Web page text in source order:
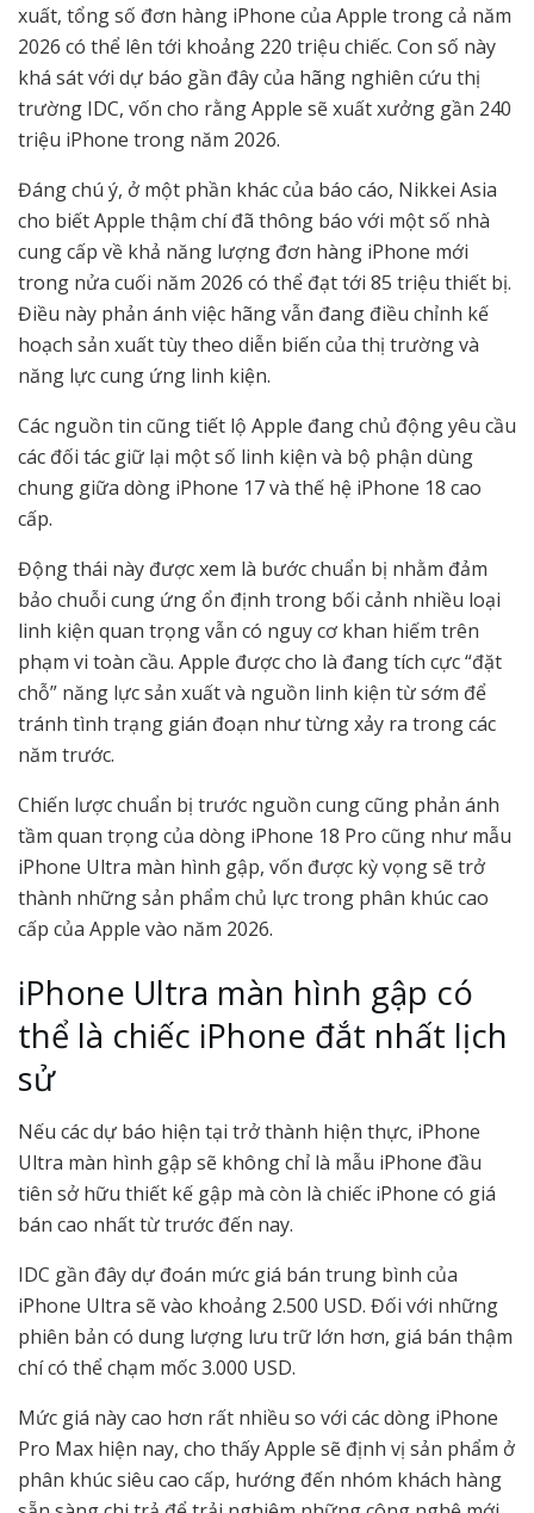
xuất, tổng số đơn hàng iPhone của Apple trong cả năm
2026 có thể lên tới khoảng 220 triệu chiếc. Con số này
khá sát với dự báo gần đây của hãng nghiên cứu thị
trường IDC, vốn cho rằng Apple sẽ xuất xưởng gần 240
triệu iPhone trong năm 2026.
Đáng chú ý, ở một phần khác của báo cáo, Nikkei Asia
cho biết Apple thậm chí đã thông báo với một số nhà
cung cấp về khả năng lượng đơn hàng iPhone mới
trong nửa cuối năm 2026 có thể đạt tới 85 triệu thiết bị.
Điều này phản ánh việc hãng vẫn đang điều chỉnh kế
hoạch sản xuất tùy theo diễn biến của thị trường và
năng lực cung ứng linh kiện.
Các nguồn tin cũng tiết lộ Apple đang chủ động yêu cầu
các đối tác giữ lại một số linh kiện và bộ phận dùng
chung giữa dòng iPhone 17 và thế hệ iPhone 18 cao
cấp.
Động thái này được xem là bước chuẩn bị nhằm đảm
bảo chuỗi cung ứng ổn định trong bối cảnh nhiều loại
linh kiện quan trọng vẫn có nguy cơ khan hiếm trên
phạm vi toàn cầu. Apple được cho là đang tích cực “đặt
chỗ” năng lực sản xuất và nguồn linh kiện từ sớm để
tránh tình trạng gián đoạn như từng xảy ra trong các
năm trước.
Chiến lược chuẩn bị trước nguồn cung cũng phản ánh
tầm quan trọng của dòng iPhone 18 Pro cũng như mẫu
iPhone Ultra màn hình gập, vốn được kỳ vọng sẽ trở
thành những sản phẩm chủ lực trong phân khúc cao
cấp của Apple vào năm 2026.
iPhone Ultra màn hình gập có
thể là chiếc iPhone đắt nhất lịch
sử
Nếu các dự báo hiện tại trở thành hiện thực, iPhone
Ultra màn hình gập sẽ không chỉ là mẫu iPhone đầu
tiên sở hữu thiết kế gập mà còn là chiếc iPhone có giá
bán cao nhất từ trước đến nay.
IDC gần đây dự đoán mức giá bán trung bình của
iPhone Ultra sẽ vào khoảng 2.500 USD. Đối với những
phiên bản có dung lượng lưu trữ lớn hơn, giá bán thậm
chí có thể chạm mốc 3.000 USD.
Mức giá này cao hơn rất nhiều so với các dòng iPhone
Pro Max hiện nay, cho thấy Apple sẽ định vị sản phẩm ở
phân khúc siêu cao cấp, hướng đến nhóm khách hàng